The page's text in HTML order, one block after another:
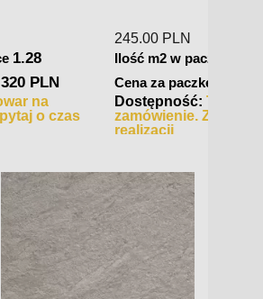
Ilość m2 w paczce 1.44
Cena za paczkę: 344.16 PLN
Dostępność:
Towar na
zamówienie. Zapytaj o czas
realizacji